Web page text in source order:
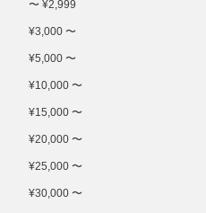
〜 ¥2,999
¥3,000 〜
¥5,000 〜
¥10,000 〜
¥15,000 〜
¥20,000 〜
¥25,000 〜
¥30,000 〜